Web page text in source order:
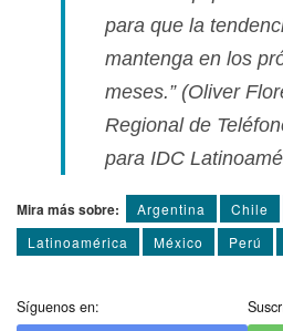
para que la
mantenga en los
meses.”(Oliver
Regional de
para IDC
Mira más sobre: Argentina Chile
Latinoamérica
México Perú
Síguenos en: